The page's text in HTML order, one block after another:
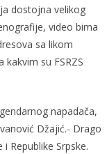
dostojna velikog
video bima
sa likom
su FSRZS
napadača,
Džajić.- Drago
Republike Srpske.